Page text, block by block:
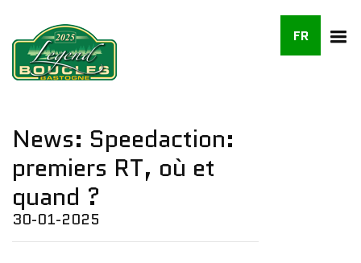
FR
News: Speedaction:
premiers RT, où et
quand ?
30-01-2025